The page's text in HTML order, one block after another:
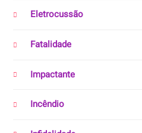
Eletrocussão
Fatalidade
Impactante
Incêndio